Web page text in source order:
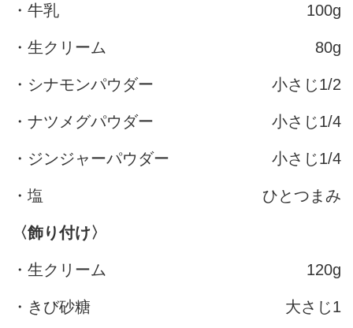
・牛乳 100g
・生クリーム 80g
・シナモンパウダー 小さじ1/2
・ナツメグパウダー 小さじ1/4
・ジンジャーパウダー 小さじ1/4
・塩 ひとつまみ
〈飾り付け〉
・生クリーム 120g
・きび砂糖 大さじ1